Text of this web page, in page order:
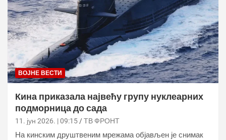
ВОЈНЕ ВЕСТИ
Кина приказала највећу групу нуклеарних
подморница до сада
11. јун 2026. | 09:15 ТВ ФРОНТ
На кинским друштвеним мрежама објављен је снимак